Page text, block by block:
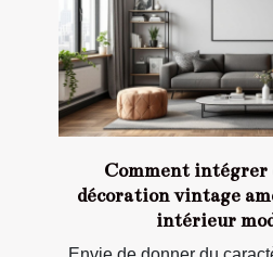
Comment intégrer
décoration vintage
intérieur